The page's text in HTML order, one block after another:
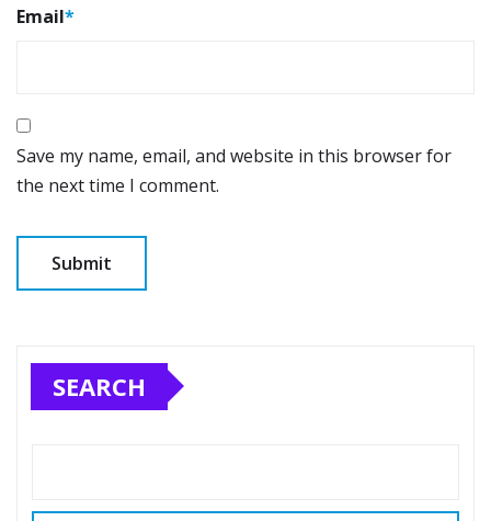
Email*
Save my name, email, and website in this browser for
the next time I comment.
SEARCH